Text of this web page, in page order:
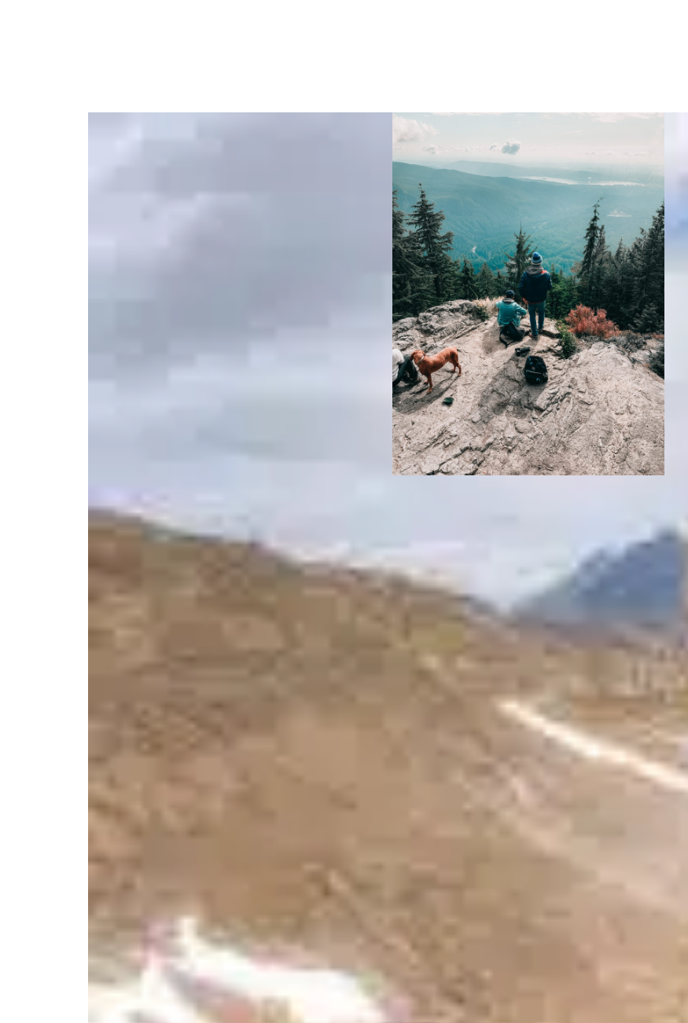
Wie findet man den
Quick On Dog
Nails?
Positives Hundetraining
Das Schneiden der Nägel Ihres Hundes ist
eine wichtige Aufgabe, kann aber schwierig
sein, vor allem, wenn es darum geht, die
Nagelspitze zu finden. Dieser empfindliche
Teil des Nagels enthält Blutgefäße und
Nerven, und ein Schnitt in diesen Bereich
kann zu Schmerzen und Blutungen führen.
Wenn Sie wissen, wie Sie den Quick finden,
Nagelgesundheit